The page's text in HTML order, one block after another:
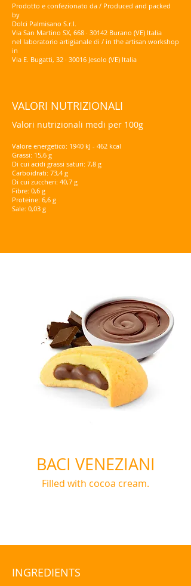
Prodotto e confezionato da / Produced and packed
by
Dolci Palmisano S.r.l.
Via San Martino SX, 668 · 30142 Burano (VE) Italia
nel laboratorio artigianale di / in the artisan workshop
in
Via E. Bugatti, 32 · 30016 Jesolo (VE) Italia
VALORI NUTRIZIONALI
Valori nutrizionali medi per 100g
Valore energetico: 1940 kJ - 462 kcal
Grassi: 15,6 g
Di cui acidi grassi saturi: 7,8 g
Carboidrati: 73,4 g
Di cui zuccheri: 40,7 g
Fibre: 0,6 g
Proteine: 6,6 g
Sale: 0,03 g
BACI VENEZIANI
Filled with cocoa cream.
INGREDIENTS